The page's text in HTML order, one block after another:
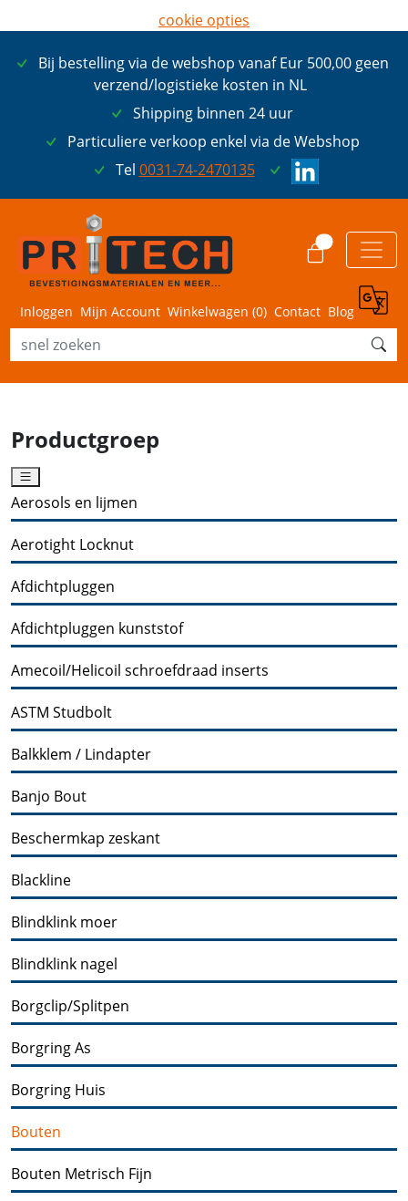
Bij bestelling via de webshop vanaf Eur 500,00 geen
verzend/logistieke kosten in NL
Shipping binnen 24 uur
Particuliere verkoop enkel via de Webshop
Tel 0031-74-2470135
Inloggen Mijn Account Winkelwagen (0) Contact Blog
Productgroep
Aerosols en lijmen
Aerotight Locknut
Afdichtpluggen
Afdichtpluggen kunststof
Amecoil/Helicoil schroefdraad inserts
ASTM Studbolt
Balkklem / Lindapter
Banjo Bout
Beschermkap zeskant
Blackline
Blindklink moer
Blindklink nagel
Borgclip/Splitpen
Borgring As
Borgring Huis
Bouten
Bouten Metrisch Fijn
cookie opties
ik ga akkoord met cookies